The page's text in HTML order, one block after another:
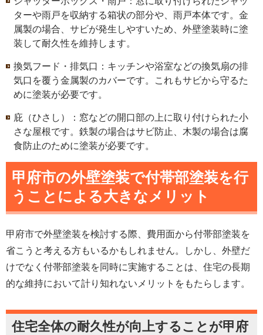
ターや雨戸を収納する箱状の部分や、雨戸本体です。金
属製の場合、サビが発生しやすいため、外壁塗装時に塗
装して耐久性を維持します。
換気フード・排気口：キッチンや浴室などの換気扇の排
気口を覆う金属製のカバーです。これもサビから守るた
めに塗装が必要です。
庇（ひさし）：窓などの開口部の上に取り付けられた小
さな屋根です。鉄製の場合はサビ防止、木製の場合は腐
食防止のために塗装が必要です。
甲府市の外壁塗装で付帯部塗装を行
うことによる大きなメリット
甲府市で外壁塗装を検討する際、費用面から付帯部塗装を
省こうと考える方もいるかもしれません。しかし、外壁だ
けでなく付帯部塗装を同時に実施することは、住宅の長期
的な維持において計り知れないメリットをもたらします。
住宅全体の耐久性が向上することが甲府